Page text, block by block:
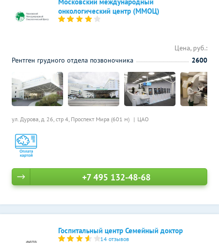
онкологический центр (ММОЦ)
ул. Дурова, д. 26, стр 4, Проспект Мира (601 м) ЦАО
Цена, руб.:
Рентген грудного отдела позвоночника
2600
+7 495 132-48-68
Госпитальный центр Семейный доктор
14 отзывов